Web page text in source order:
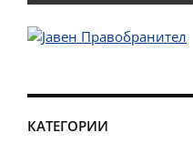
КАТЕГОРИИ